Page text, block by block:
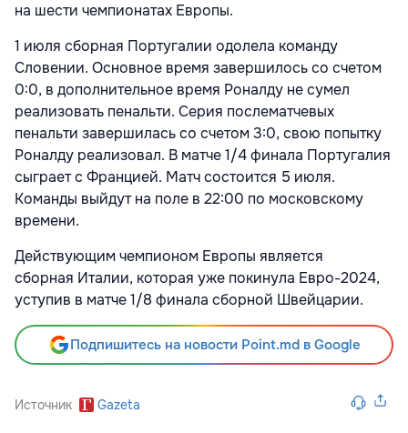
на шести чемпионатах Европы.
1 июля сборная Португалии одолела команду
Словении. Основное время завершилось со счетом
0:0, в дополнительное время Роналду не сумел
реализовать пенальти. Серия послематчевых
пенальти завершилась со счетом 3:0, свою попытку
Роналду реализовал. В матче 1/4 финала Португалия
сыграет с Францией. Матч состоится 5 июля.
Команды выйдут на поле в 22:00 по московскому
времени.
Действующим чемпионом Европы является
сборная Италии, которая уже покинула Евро-2024,
уступив в матче 1/8 финала сборной Швейцарии.
Подпишитесь на новости Point.md в Google
Источник Gazeta